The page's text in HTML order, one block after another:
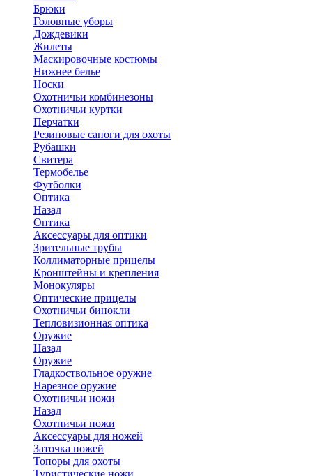
Брюки
Головные уборы
Дождевики
Жилеты
Маскировочные костюмы
Нижнее белье
Носки
Охотничьи комбинезоны
Охотничьи куртки
Перчатки
Резиновые сапоги для охоты
Рубашки
Свитера
Термобелье
Футболки
Оптика
Назад
Оптика
Аксессуары для оптики
Зрительные трубы
Коллиматорные прицелы
Кронштейны и крепления
Монокуляры
Оптические прицелы
Охотничьи бинокли
Тепловизионная оптика
Оружие
Назад
Оружие
Гладкоствольное оружие
Нарезное оружие
Охотничьи ножи
Назад
Охотничьи ножи
Аксессуары для ножей
Заточка ножей
Топоры для охоты
Туристические ножи